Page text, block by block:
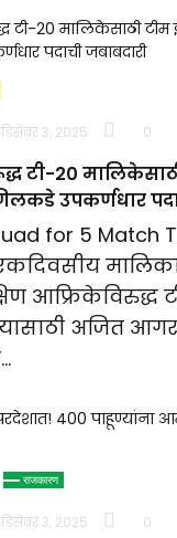
डिसेंबर 3, 2025 0
टी-20
उपकर्णधार
for 5 Match
आफ्रिकेविरुद्ध
अजित
राजकारण
डिसेंबर 3, 2025 0